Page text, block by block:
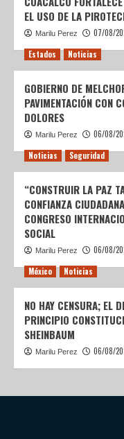
EL USO DE LA
Marilu Perez 07/08/
Estados Noticias
GOBIERNO DE
PAVIMENTACIÓN CON
DOLORES
Marilu Perez 06/08/
Noticias Seguridad
“CONSTRUIR LA PAZ
CONFIANZA
CONGRESO
SOCIAL
Marilu Perez 06/08/
México Noticias
NO HAY CENSURA; EL
PRINCIPIO
SHEINBAUM
Marilu Perez 06/08/